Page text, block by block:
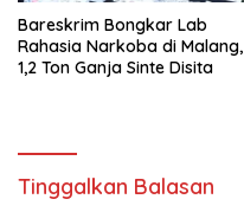
Bareskrim Bongkar Lab
Rahasia Narkoba di Malang,
1,2 Ton Ganja Sinte Disita
Tinggalkan Balasan